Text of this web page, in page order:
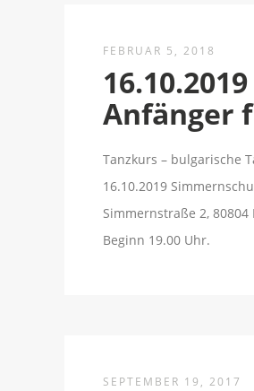
FEBRUAR 5, 2018
Anfänger
Tanzkurs – bulgarische
16.10.2019
Simmernstraße 2,
Beginn 19.00 Uhr.
SEPTEMBER 19, 2017